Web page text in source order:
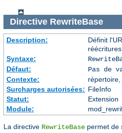
Directive RewriteBase
Description:
Définit
Syntaxe:
Défaut:
Pas de
Contexte:
Surcharges autorisées: FileInfo
Statut:
Extension
Module:
La directive RewriteBase permet de